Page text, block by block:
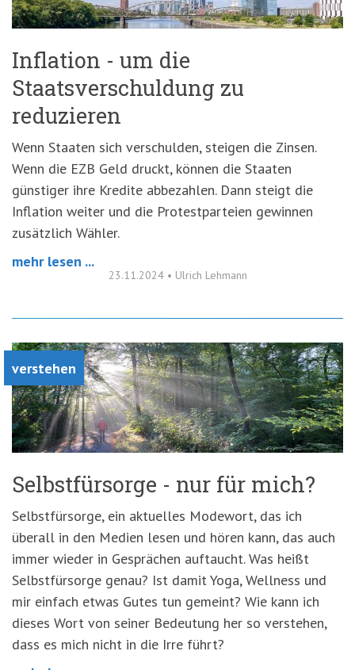
Inflation - um die
Staatsverschuldung zu
reduzieren
Wenn Staaten sich verschulden, steigen die Zinsen.
Wenn die EZB Geld druckt, können die Staaten
günstiger ihre Kredite abbezahlen. Dann steigt die
Inflation weiter und die Protestparteien gewinnen
zusätzlich Wähler.
mehr lesen ...
23.11.2024 • Ulrich Lehmann
verstehen
Selbstfürsorge - nur für mich?
Selbstfürsorge, ein aktuelles Modewort, das ich
überall in den Medien lesen und hören kann, das auch
immer wieder in Gesprächen auftaucht. Was heißt
Selbstfürsorge genau? Ist damit Yoga, Wellness und
mir einfach etwas Gutes tun gemeint? Wie kann ich
dieses Wort von seiner Bedeutung her so verstehen,
dass es mich nicht in die Irre führt?